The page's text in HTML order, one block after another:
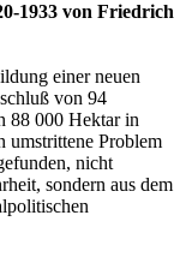
1933 von Friedrich
einer neuen
von 94
88 000 Hektar in
umstrittene Problem
nicht
sondern aus dem